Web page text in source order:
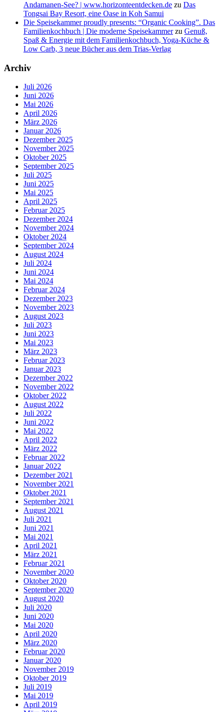
Andamanen-See? | www.horizonteentdecken.de zu Das
Tongsai Bay Resort, eine Oase in Koh Samui
Die Speisekammer proudly presents: “Organic Cooking”. Das
Familienkochbuch | Die moderne Speisekammerzu Genuß,
Spaß & Energie mit dem Familienkochbuch, Yoga-Küche &
Low Carb, 3 neue Bücher aus dem Trias-Verlag
Archiv
Juli 2026
Juni 2026
Mai 2026
April 2026
März 2026
Januar 2026
Dezember 2025
November 2025
Oktober 2025
September 2025
Juli 2025
Juni 2025
Mai 2025
April 2025
Februar 2025
Dezember 2024
November 2024
Oktober 2024
September 2024
August 2024
Juli 2024
Juni 2024
Mai 2024
Februar 2024
Dezember 2023
November 2023
August 2023
Juli 2023
Juni 2023
Mai 2023
März 2023
Februar 2023
Januar 2023
Dezember 2022
November 2022
Oktober 2022
August 2022
Juli 2022
Juni 2022
Mai 2022
April 2022
März 2022
Februar 2022
Januar 2022
Dezember 2021
November 2021
Oktober 2021
September 2021
August 2021
Juli 2021
Juni 2021
Mai 2021
April 2021
März 2021
Februar 2021
November 2020
Oktober 2020
September 2020
August 2020
Juli 2020
Juni 2020
Mai 2020
April 2020
März 2020
Februar 2020
Januar 2020
November 2019
Oktober 2019
Juli 2019
Mai 2019
April 2019